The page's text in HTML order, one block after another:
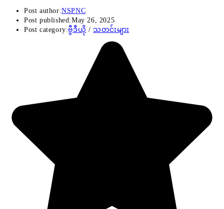
Post author:NSPNC
Post published:May 26, 2025
Post category:ဗွီဒီယို / သတင်းများ